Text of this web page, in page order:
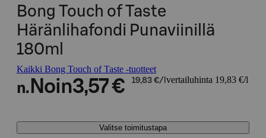
Bong Touch of Taste
Häränlihafondi Punaviinillä
180ml
Kaikki Bong Touch of Taste -tuotteet
n. Noin3,57 € 19,83 €/l vertailuhinta 19,83 €/l
Valitse toimitustapa